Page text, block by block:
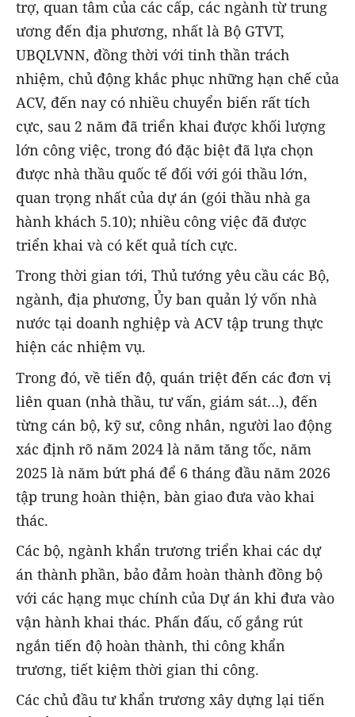
trợ, quan tâm của các cấp, các ngành từ trung
ương đến địa phương, nhất là Bộ GTVT,
UBQLVNN, đồng thời với tinh thần trách
nhiệm, chủ động khắc phục những hạn chế của
ACV, đến nay có nhiều chuyển biến rất tích
cực, sau 2 năm đã triển khai được khối lượng
lớn công việc, trong đó đặc biệt đã lựa chọn
được nhà thầu quốc tế đối với gói thầu lớn,
quan trọng nhất của dự án (gói thầu nhà ga
hành khách 5.10); nhiều công việc đã được
triển khai và có kết quả tích cực.
Trong thời gian tới, Thủ tướng yêu cầu các Bộ,
ngành, địa phương, Ủy ban quản lý vốn nhà
nước tại doanh nghiệp và ACV tập trung thực
hiện các nhiệm vụ.
Trong đó, về tiến độ, quán triệt đến các đơn vị
liên quan (nhà thầu, tư vấn, giám sát…), đến
từng cán bộ, kỹ sư, công nhân, người lao động
xác định rõ năm 2024 là năm tăng tốc, năm
2025 là năm bứt phá để 6 tháng đầu năm 2026
tập trung hoàn thiện, bàn giao đưa vào khai
thác.
Các bộ, ngành khẩn trương triển khai các dự
án thành phần, bảo đảm hoàn thành đồng bộ
với các hạng mục chính của Dự án khi đưa vào
vận hành khai thác. Phấn đấu, cố gắng rút
ngắn tiến độ hoàn thành, thi công khẩn
trương, tiết kiệm thời gian thi công.
Các chủ đầu tư khẩn trương xây dựng lại tiến